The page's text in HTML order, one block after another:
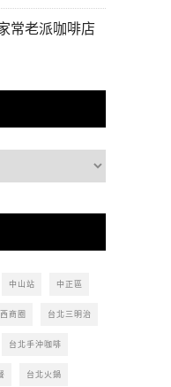
常老派咖啡店
中山站 中正區
商圈 台北三明治
台北手沖咖啡
台北火鍋